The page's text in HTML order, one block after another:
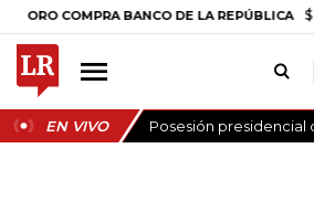
COMPRA BANCO DE LA REPÚBLICA $
EN VIVO Posesión presidencial